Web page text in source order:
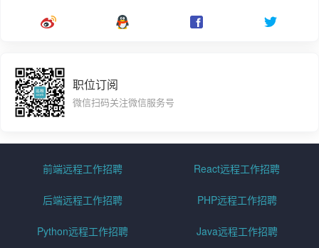
职位订阅
微信扫码关注微信服务号
前端远程工作招聘 React远程工作招聘
后端远程工作招聘 PHP远程工作招聘
Python远程工作招聘 Java远程工作招聘